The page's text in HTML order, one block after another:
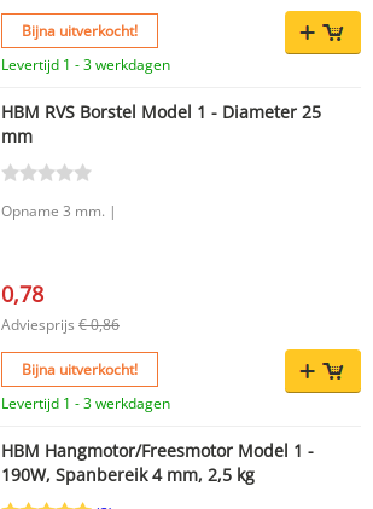
Bijna uitverkocht!
Levertijd 1 - 3 werkdagen
HBM RVS Borstel Model 1 - Diameter 25
mm
Opname 3 mm. |
0,78
Adviesprijs € 0,86
Bijna uitverkocht!
Levertijd 1 - 3 werkdagen
HBM Hangmotor/Freesmotor Model 1 -
190W, Spanbereik 4 mm, 2,5 kg